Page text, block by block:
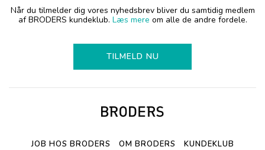
Når du tilmelder dig vores nyhedsbrev bliver du samtidig medlem
af BRODERS kundeklub. Læs mere om alle de andre fordele.
TILMELD NU
JOB HOS BRODERS OM BRODERS
KUNDEKLUB